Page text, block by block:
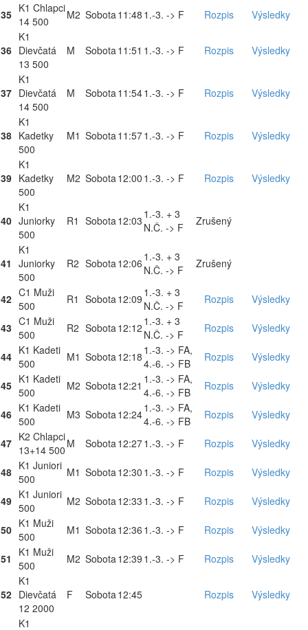
35 K1 Chlapci
14 500
M2 Sobota11:48 1.-3. -> F Rozpis Výsledky
36
K1
Dievčatá
13 500
M Sobota11:51 1.-3. -> F Rozpis Výsledky
37
K1
Dievčatá
14 500
M Sobota11:541.-3. -> F Rozpis Výsledky
38
K1
Kadetky
500
M1 Sobota11:571.-3. -> F Rozpis Výsledky
39
K1
Kadetky
500
M2 Sobota12:00 1.-3. -> F Rozpis Výsledky
40
K1
Juniorky
500
R1 Sobota12:03 1.-3. + 3
N.Č. -> F
Zrušený
41
K1
Juniorky
500
R2 Sobota12:06 1.-3. + 3
N.Č. -> F
Zrušený
42 C1 Muži
500
R1 Sobota12:09 1.-3. + 3
N.Č. -> F
Rozpis Výsledky
43 C1 Muži
500
R2 Sobota12:12 1.-3. + 3
N.Č. -> F
Rozpis Výsledky
44 K1 Kadeti
500
M1 Sobota12:18 1.-3. -> FA,
4.-6. -> FB
Rozpis Výsledky
45 K1 Kadeti
500
M2 Sobota12:21 1.-3. -> FA,
4.-6. -> FB
Rozpis Výsledky
46 K1 Kadeti
500
M3 Sobota12:241.-3. -> FA,
4.-6. -> FB
Rozpis Výsledky
47 K2 Chlapci
13+14 500 M Sobota12:271.-3. -> F Rozpis Výsledky
48 K1 Juniori
500
M1 Sobota12:30 1.-3. -> F Rozpis Výsledky
49 K1 Juniori
500
M2 Sobota12:33 1.-3. -> F Rozpis Výsledky
50 K1 Muži
500
M1 Sobota12:36 1.-3. -> F Rozpis Výsledky
51
K1 Muži
500
M2 Sobota12:39 1.-3. -> F Rozpis Výsledky
52
K1
Dievčatá
12 2000
F Sobota12:45 Rozpis Výsledky
K1